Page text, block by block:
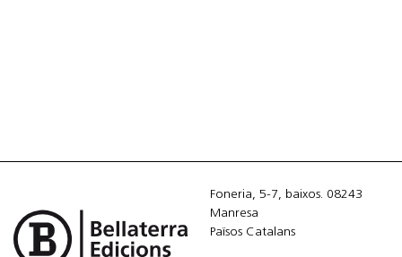
Foneria, 5-7, baixos. 08243
Manresa
Països Catalans